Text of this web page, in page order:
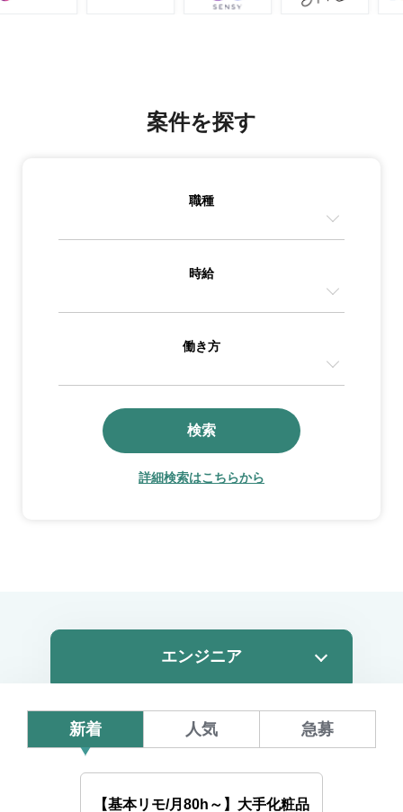
案件を探す
職種
時給
働き方
検索
詳細検索はこちらから
新着 人気 急募
【基本リモ/月80h～】大手化粧品